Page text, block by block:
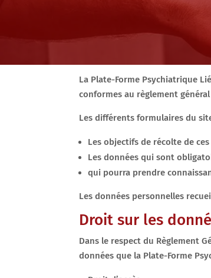
La Plate-Forme Psychiatrique
conformes au règlement
Les différents formulaires du
Les objectifs de récolte de
Les données qui sont
qui pourra prendre
Les données personnelles
Droit sur les
Dans le respect du Règlement
données que la Plate-Forme